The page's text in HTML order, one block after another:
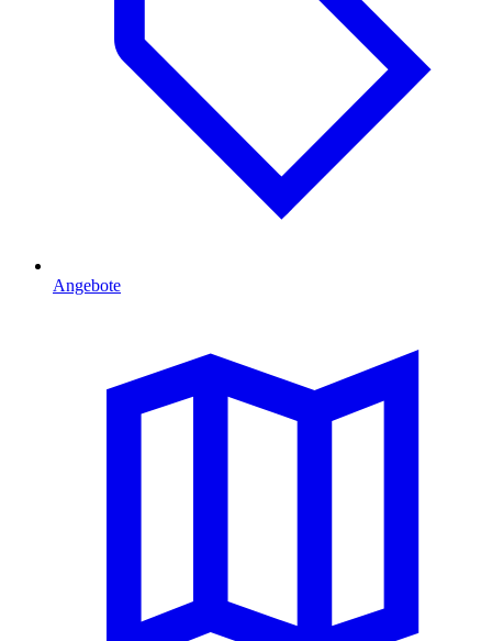
Angebote